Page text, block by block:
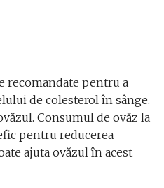
recomandate pentru a
de colesterol în sânge.
Consumul de ovăz la
pentru reducerea
ajuta ovăzul în acest